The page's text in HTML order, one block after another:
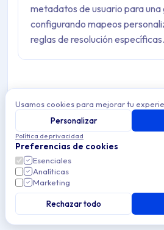
metadatos de usuario para
configurando mapeos
reglas de resolución específicas.
Warning
Esta es una función premium
disponible en tu plan actual.
en nuestra
Al recibir información de usuario a
datos a menudo se organizan en
Usamos cookies para mejorar tu
Personalizar
Política de privacidad
Preferencias de cookies
Esenciales
Analíticas
Marketing
Rechazar todo